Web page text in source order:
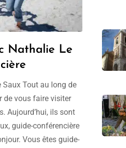
Nathalie Le
Saux Tout au long de
de vous faire visiter
Aujourd’hui, ils sont
guide-conférencière
Vous êtes guide-